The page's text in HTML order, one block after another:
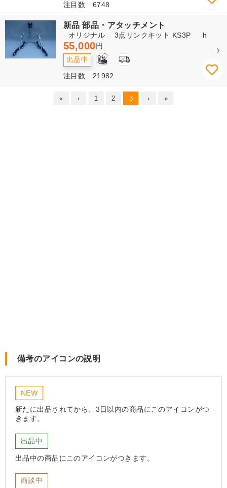
注目数 6748
新品 部品・アタッチメント
オリジナル 3点リンクキット KS3P h
55,000円
出品中 3
注目数 21982
« ‹ 1 2 3 › »
備考のアイコンの説明
NEW
新たに出品されてから、3日以内の商品にこのアイコンがつ
きます。
出品中
出品中の商品にこのアイコンがつきます。
商談中